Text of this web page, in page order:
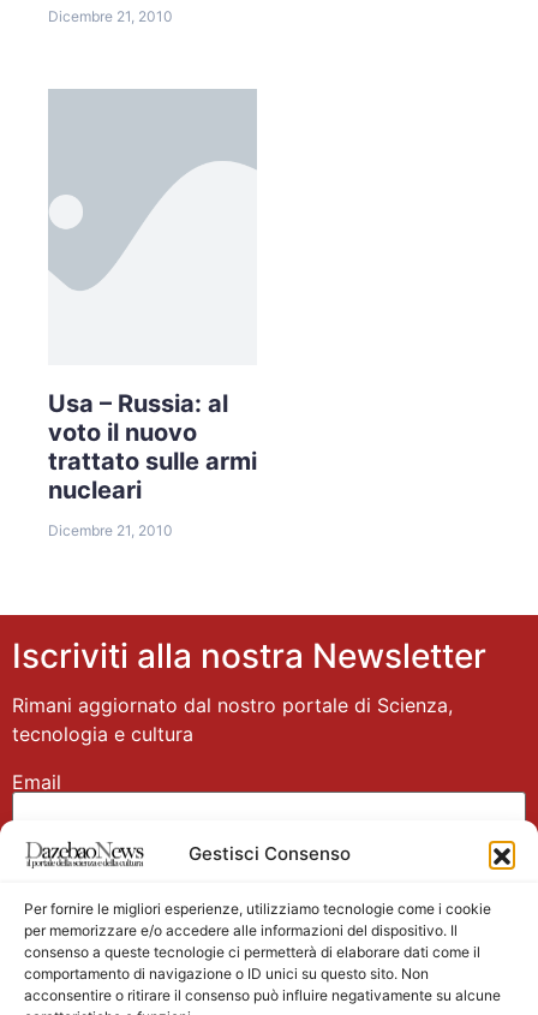
Gestisci Consenso
Per fornire le migliori esperienze, utilizziamo tecnologie come i cookie
per memorizzare e/o accedere alle informazioni del dispositivo. Il
consenso a queste tecnologie ci permetterà di elaborare dati come il
comportamento di navigazione o ID unici su questo sito. Non
acconsentire o ritirare il consenso può influire negativamente su alcune
Dicembre 21, 2010
Usa – Russia: al
voto il nuovo
trattato sulle armi
nucleari
Dicembre 21, 2010
Iscriviti alla nostra Newsletter
Rimani aggiornato dal nostro portale di Scienza,
tecnologia e cultura
Email
Nome